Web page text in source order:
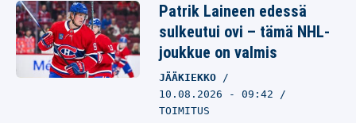
Patrik Laineen edessä
sulkeutui ovi – tämä NHL-
joukkue on valmis
JÄÄKIEKKO
10.08.2026 - 09:42
TOIMITUS